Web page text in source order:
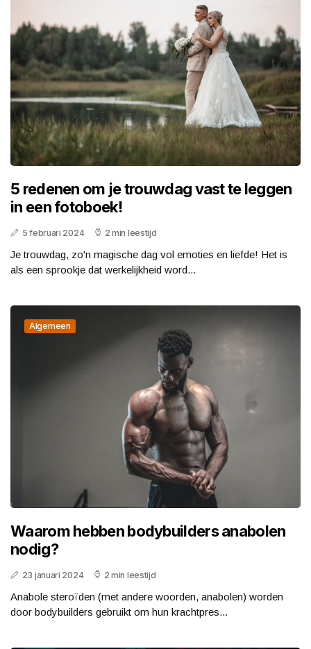
5 redenen om je trouwdag vast te leggen
in een fotoboek!
5 februari 2024 2 min leestijd
Je trouwdag, zo'n magische dag vol emoties en liefde! Het is
als een sprookje dat werkelijkheid word...
Algemeen
Waarom hebben bodybuilders anabolen
nodig?
23 januari 2024 2 min leestijd
Anabole steroïden (met andere woorden, anabolen) worden
door bodybuilders gebruikt om hun krachtpres...